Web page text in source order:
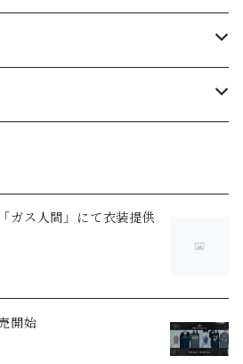
ス人間」にて衣装提供
開始